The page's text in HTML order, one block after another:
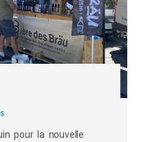
pour la nouvelle